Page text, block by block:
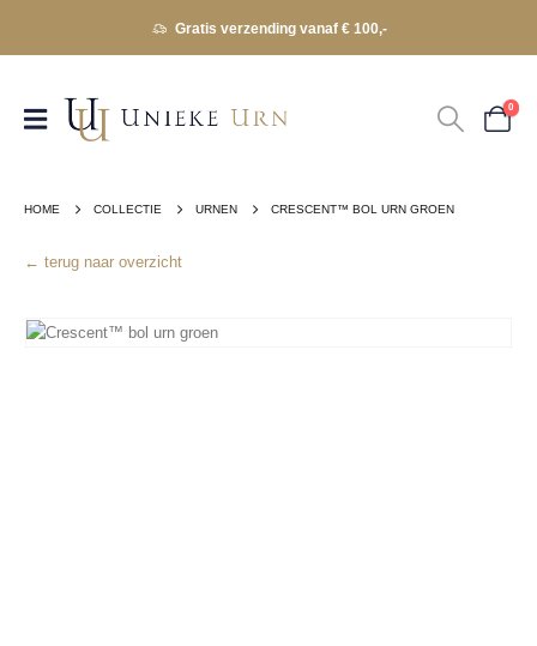
Gratis verzending vanaf € 100,-
0
HOME COLLECTIE URNEN CRESCENT™ BOL URN GROEN
← terug naar overzicht